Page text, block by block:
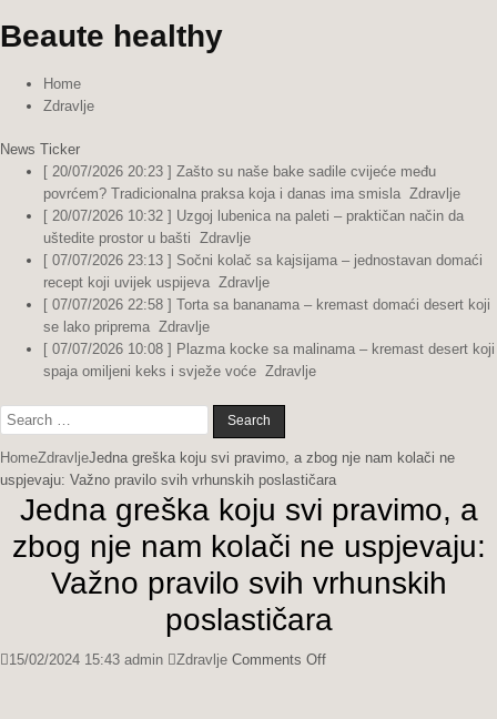
Beaute healthy
Home
Zdravlje
News Ticker
[ 20/07/2026 20:23 ] Zašto su naše bake sadile cvijeće među
povrćem? Tradicionalna praksa koja i danas ima smisla Zdravlje
[ 20/07/2026 10:32 ] Uzgoj lubenica na paleti – praktičan način da
uštedite prostor u bašti Zdravlje
[ 07/07/2026 23:13 ] Sočni kolač sa kajsijama – jednostavan domaći
recept koji uvijek uspijeva Zdravlje
[ 07/07/2026 22:58 ] Torta sa bananama – kremast domaći desert koji
se lako priprema Zdravlje
[ 07/07/2026 10:08 ] Plazma kocke sa malinama – kremast desert koji
spaja omiljeni keks i svježe voće Zdravlje
Search
for:
HomeZdravljeJedna greška koju svi pravimo, a zbog nje nam kolači ne
uspjevaju: Važno pravilo svih vrhunskih poslastičara
Jedna greška koju svi pravimo, a
zbog nje nam kolači ne uspjevaju:
Važno pravilo svih vrhunskih
poslastičara
15/02/2024 15:43 admin Zdravlje Comments Offon